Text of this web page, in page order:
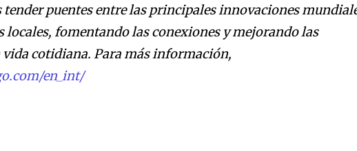
tender puentes entre las principales innovaciones
locales, fomentando las conexiones y mejorando las
vida cotidiana. Para más información,
en_int/